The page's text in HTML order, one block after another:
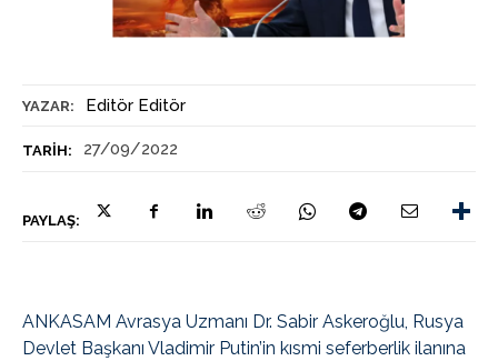
YAZAR: Editör Editör
TARIH: 27/09/2022
PAYLAŞ:
ANKASAM Avrasya Uzmanı Dr. Sabir Askeroğlu, Rusya
Devlet Başkanı Vladimir Putin’in kısmi seferberlik ilanına